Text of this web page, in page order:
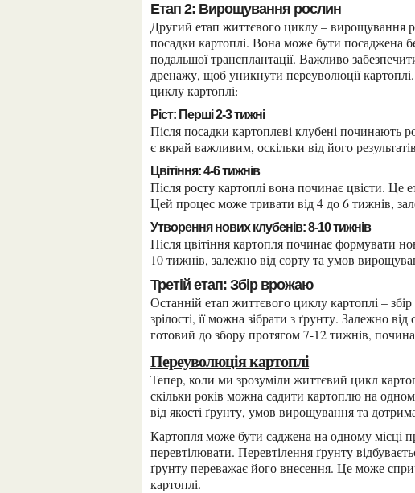
Етап 2: Вирощування рослин
Другий етап життєвого циклу – вирощування рослин. Розмноження рослини починається з
посадки картоплі. Вона може бути посаджена
подальшої трансплантації. Важливо
дренажу, щоб уникнути переуволюції
циклу картоплі:
Ріст: Перші 2-3 тижні
Після посадки картоплеві клубені починають рости. Цей етап росту триває від 2 до 3 тижнів і
є вкрай важливим, оскільки від його
Цвітіння: 4-6 тижнів
Після росту картоплі вона починає цвісти. Це етап, коли стебла рослини з’являються квіти.
Цей процес може тривати від 4 до 6 тижнів,
Утворення нових клубенів: 8-10 тижнів
Після цвітіння картопля починає формувати нові картопляні клубні. Це може тривати від 8 до
10 тижнів, залежно від сорту та умов
Третій етап: Збір врожаю
Останній етап життєвого циклу картоплі – збір врожаю. Коли картопля досягає свого повного
зрілості, її можна зібрати з ґрунту. Залежно
готовий до збору протягом 7-12 тижнів,
Переуволюція картоплі
Тепер, коли ми зрозуміли життєвий цикл картоплі, можемо розглянути запитання про те,
скільки років можна садити картоплю на
від якості ґрунту, умов вирощування та
Картопля може бути саджена на одному місці протягом 2-3 років, поки ґрунт не почне
перевтілювати. Перевтілення ґрунту
ґрунту переважає його внесення. Це може
картоплі.